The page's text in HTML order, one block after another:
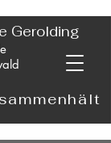
Gerolding